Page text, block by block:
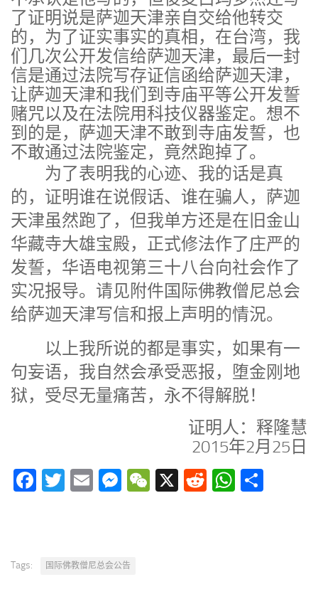
了证明说是萨迦天津亲自交给他转交
的，为了证实事实的真相，在台湾，我
们几次公开发信给萨迦天津，最后一封
信是通过法院写存证信函给萨迦天津，
让萨迦天津和我们到寺庙平等公开发誓
赌咒以及在法院用科技仪器鉴定。想不
到的是，萨迦天津不敢到寺庙发誓，也
不敢通过法院鉴定，竟然跑掉了。
为了表明我的心迹、我的话是真
的，证明谁在说假话、谁在骗人，萨迦
天津虽然跑了，但我单方还是在旧金山
华藏寺大雄宝殿，正式修法作了庄严的
发誓，华语电视第三十八台向社会作了
实况报导。请见附件国际佛教僧尼总会
给萨迦天津写信和报上声明的情況。
以上我所说的都是事实，如果有一
句妄语，我自然会承受恶报，堕金刚地
狱，受尽无量痛苦，永不得解脱！
证明人：释隆慧
2015年2月25日
Facebook
Twitter
EmailMessenger
WeChat
X Reddit
Tags: 国际佛教僧尼总会公告